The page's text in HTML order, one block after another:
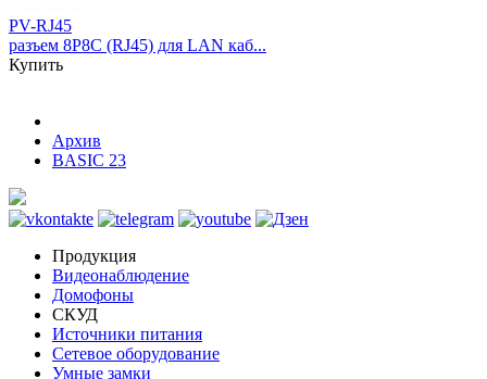
PV-RJ45
разъем 8P8C (RJ45) для LAN каб...
Купить
Архив
BASIC 23
Продукция
Видеонаблюдение
Домофоны
СКУД
Источники питания
Сетевое оборудование
Умные замки